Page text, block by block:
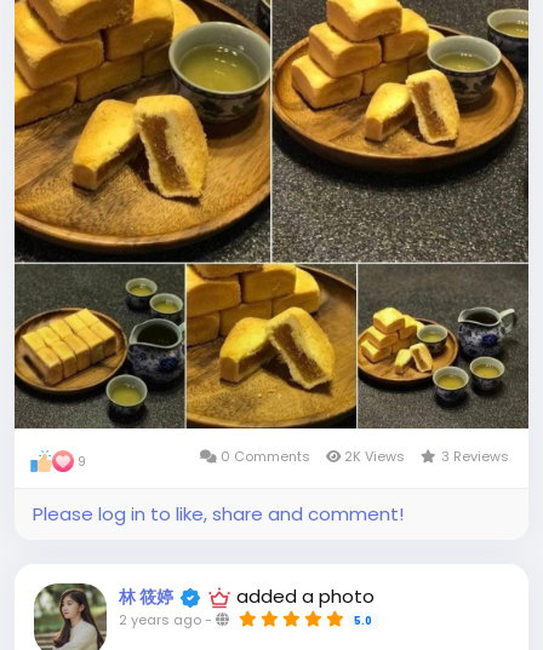
9 0 Comments 2K Views 3 Reviews
Please log in to like, share and comment!
林 筱婷 added a photo
2 years ago- 5.0